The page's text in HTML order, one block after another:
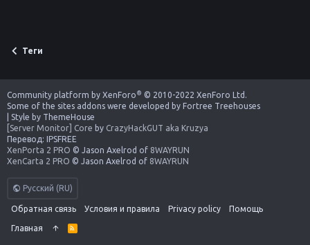
Теги
Русский (RU)
Обратная связь Условия и правила Privacy policy Помощь
Главная
R
Community platform by XenForo ® © 2010-2022 XenForo Ltd.
Some of the sites addons were developed by Fortree Treehouses
Style by ThemeHouse
[Server Monitor] Core by CrazyHackGUT aka Kruzya
Перевод: IPSFREE
XenPorta 2 PRO © Jason Axelrod of 8WAYRUN
XenCarta 2 PRO © Jason Axelrod of 8WAYRUN